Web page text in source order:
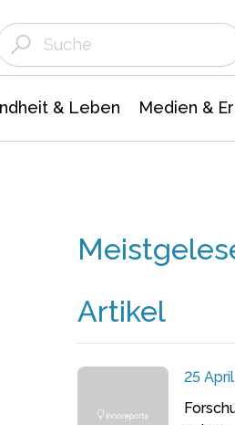
& Leben Medien &
Artikel
25